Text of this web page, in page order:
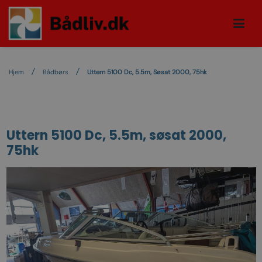
Hjem Bådbørs Uttern 5100 Dc, 5.5m, Søsat 2000, 75hk
Uttern 5100 Dc, 5.5m, søsat 2000,
75hk